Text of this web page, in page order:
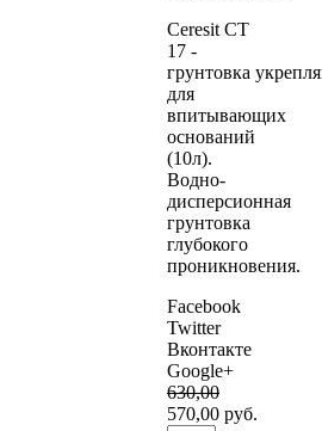
Ceresit CT
17 -
грунтовка
для
впитывающих
оснований
(10л).
Водно-
дисперсионная
грунтовка
глубокого
проникновения.
Facebook
Twitter
Вконтакте
Google+
630,00
570,00 руб.